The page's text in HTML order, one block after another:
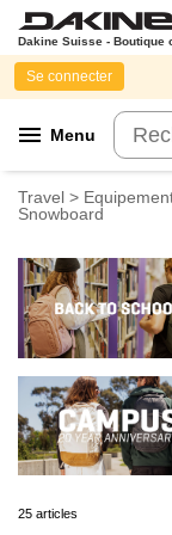
Dakine Suisse - Boutique
menu Menu
Se connecter
Travel >
Snowboard
25 articles